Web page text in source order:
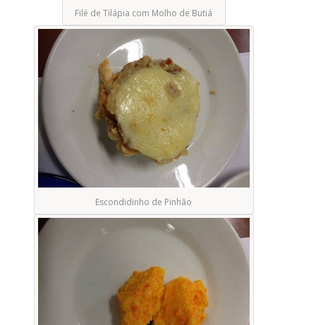
Filé de Tilápia com Molho de Butiá
Escondidinho de Pinhão